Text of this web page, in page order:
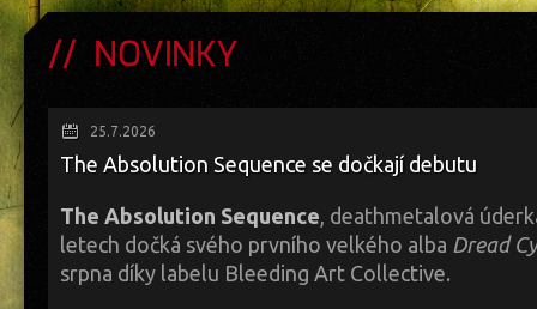
NOVINKY
25.7.2026
The Absolution Sequence se dočkají debutu
The Absolution Sequence, deathmetalová
letech dočká svého prvního velkého alba Dread
srpna díky labelu Bleeding Art Collective.